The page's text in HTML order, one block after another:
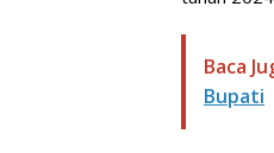
Baca
Bupati